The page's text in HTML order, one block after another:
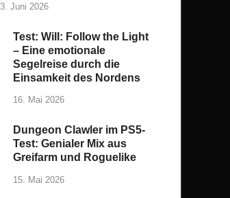
3. Juni 2026
Test: Will: Follow the Light
– Eine emotionale
Segelreise durch die
Einsamkeit des Nordens
16. Mai 2026
Dungeon Clawler im PS5-
Test: Genialer Mix aus
Greifarm und Roguelike
15. Mai 2026